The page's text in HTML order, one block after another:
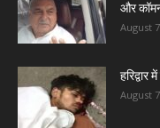
और
August
August